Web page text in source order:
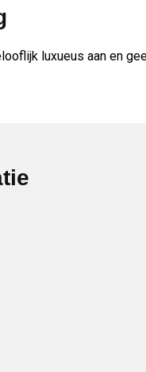
luxueus aan en